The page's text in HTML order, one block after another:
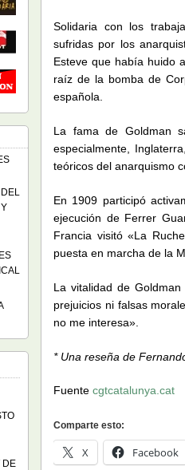
Solidaria con los
sufridas por los
Esteve que había huido
raíz de la bomba de
española.
La fama de Goldman
especialmente,
teóricos del anarquismo
En 1909 participó
ejecución de Ferrer
Francia visitó «La
puesta en marcha de la
La vitalidad de
prejuicios ni falsas
no me interesa».
* Una reseña de
Fuente cgtcatalunya.cat
Comparte esto:
X Facebook
DE